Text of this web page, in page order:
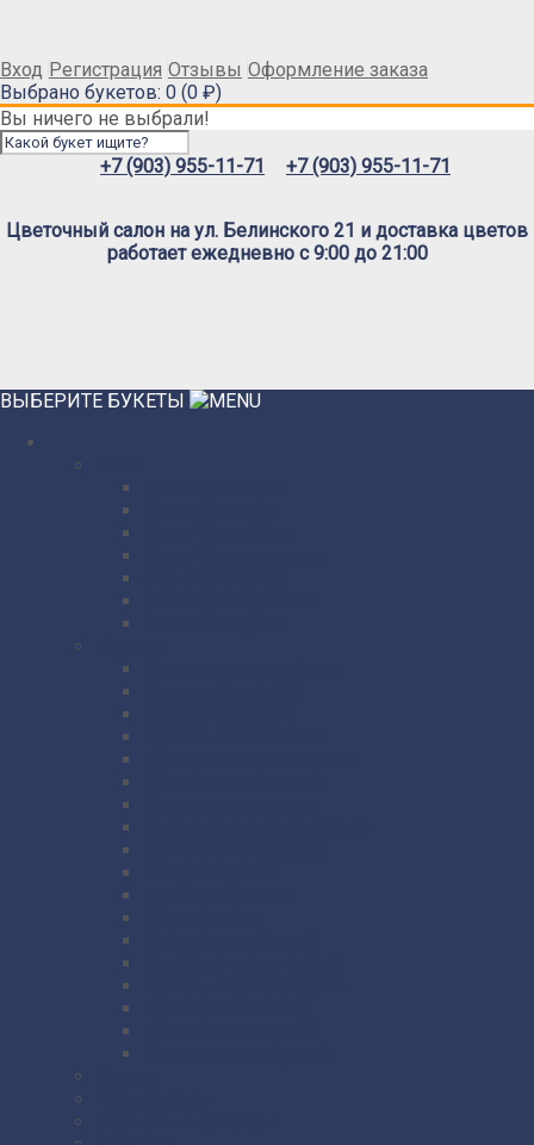
Вход Регистрация Отзывы Оформление заказа
Выбрано букетов: 0 (0 ₽)
Вы ничего не выбрали!
+7 (903) 955-11-71 +7 (903) 955-11-71
Цветочный салон на ул. Белинского 21 и доставка цветов
работает ежедневно с 9:00 до 21:00
ВЫБЕРИТЕ БУКЕТЫ